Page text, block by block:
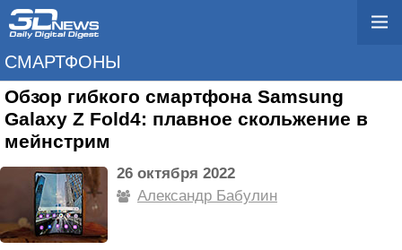
СМАРТФОНЫ
Обзор гибкого смартфона Samsung
Galaxy Z Fold4: плавное скольжение в
мейнстрим
26 октября 2022
Александр Бабулин